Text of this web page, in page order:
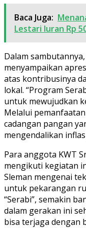
Baca Juga:
Lestari Iuran Rp
Dalam
menyampaikan
atas kontribusinya
lokal. “Program
untuk mewujudkan
Melalui
cadangan pangan
mengendalikan
Para anggota KWT
mengikuti kegiatan
Sleman mengenai
untuk pekarangan
“Serabi”, semakin
dalam gerakan ini
bisa terjaga dengan